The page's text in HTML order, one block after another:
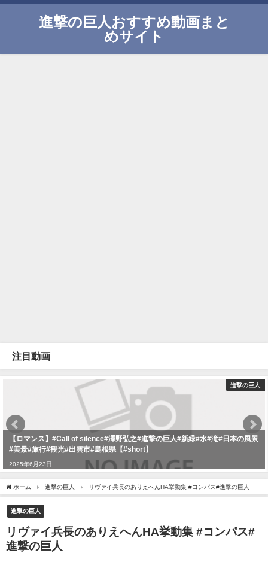
進撃の巨人おすすめ動画まと
めサイト
注目動画
進撃の巨人
【ロマンス】#Call of silence#澤野弘之#進撃の巨人#新緑#水#滝#日本の風景
#美景#旅行#観光#出雲市#島根県【#short】
2025年6月23日
ホーム 進撃の巨人 リヴァイ兵長のありえへんHA挙動集 #コンパス#進撃の巨人
進撃の巨人
リヴァイ兵長のありえへんHA挙動集 #コンパス#
進撃の巨人